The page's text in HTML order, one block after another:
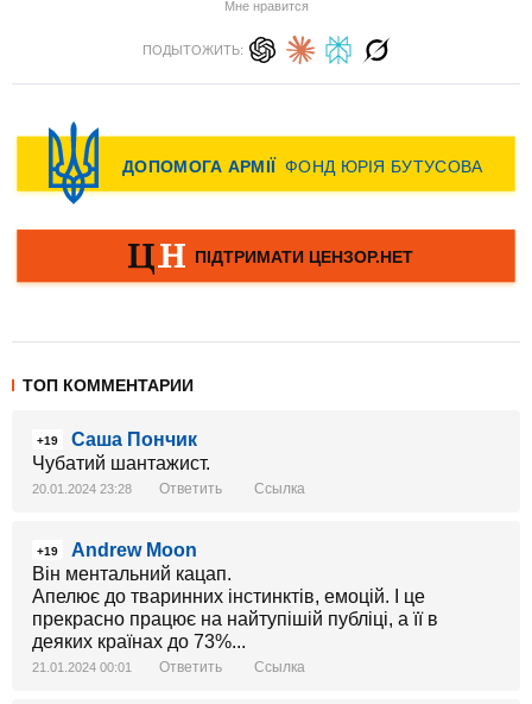
Мне нравится
ПОДЫТОЖИТЬ:
ТОП КОММЕНТАРИИ
+19
Саша Пончик
Чубатий шантажист.
20.01.2024 23:28 Ответить Ссылка
+19
Andrew Moon
Він ментальний кацап.
Апелює до тваринних інстинктів, емоцій. І це
прекрасно працює на найтупішій публіці, а її в
деяких країнах до 73%...
21.01.2024 00:01 Ответить Ссылка